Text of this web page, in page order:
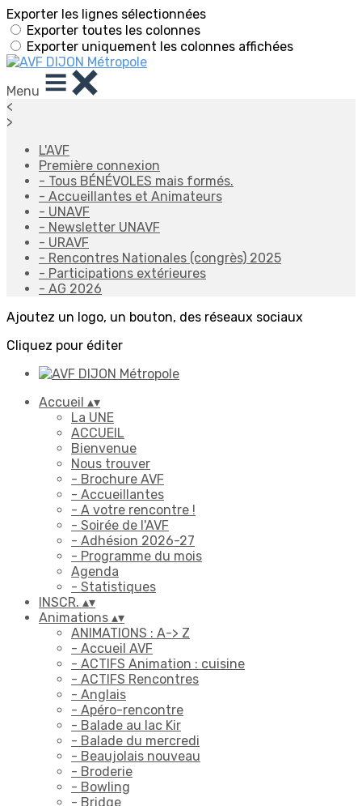
Exporter les lignes sélectionnées
Exporter toutes les colonnes
Exporter uniquement les colonnes affichées
Menu
<
>
L'AVF
Première connexion
- Tous BÉNÉVOLES mais formés.
- Accueillantes et Animateurs
- UNAVF
- Newsletter UNAVF
- URAVF
- Rencontres Nationales (congrès) 2025
- Participations extérieures
- AG 2026
Ajoutez un logo, un bouton, des réseaux sociaux
Cliquez pour éditer
Accueil ▴▾
La UNE
ACCUEIL
Bienvenue
Nous trouver
- Brochure AVF
- Accueillantes
- A votre rencontre !
- Soirée de l'AVF
- Adhésion 2026-27
- Programme du mois
Agenda
- Statistiques
INSCR. ▴▾
Animations ▴▾
ANIMATIONS : A-> Z
- Accueil AVF
- ACTIFS Animation : cuisine
- ACTIFS Rencontres
- Anglais
- Apéro-rencontre
- Balade au lac Kir
- Balade du mercredi
- Beaujolais nouveau
- Broderie
- Bowling
- Bridge